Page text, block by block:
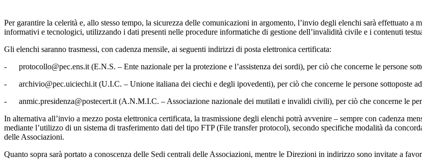
Per garantire la celerità e, allo stesso tempo, la sicurezza delle comunicazioni in argomento, l’invio degli elenchi sarà effettuato a
informativi e tecnologici, utilizzando i dati presenti nelle procedure informatiche di gestione dell’invalidità civile e i contenuti
Gli elenchi saranno trasmessi, con cadenza mensile, ai seguenti indirizzi di posta elettronica certificata:
- protocollo@pec.ens.it (E.N.S. – Ente nazionale per la protezione e l’assistenza dei sordi), per ciò che concerne le persone
- archivio@pec.uiciechi.it (U.I.C. – Unione italiana dei ciechi e degli ipovedenti), per ciò che concerne le persone sottoposte
- anmic.presidenza@postecert.it (A.N.M.I.C. – Associazione nazionale dei mutilati e invalidi civili), per ciò che concerne le
In alternativa all’invio a mezzo posta elettronica certificata, la trasmissione degli elenchi potrà avvenire – sempre con cadenza
mediante l’utilizzo di un sistema di trasferimento dati del tipo FTP (File transfer protocol), secondo specifiche modalità da
delle Associazioni.
Quanto sopra sarà portato a conoscenza delle Sedi centrali delle Associazioni, mentre le Direzioni in indirizzo sono invitate a